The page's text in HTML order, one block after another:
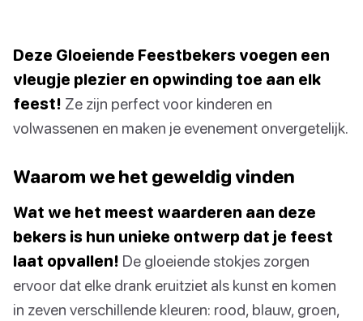
Deze Gloeiende Feestbekers voegen een
vleugje plezier en opwinding toe aan elk
feest! Ze zijn perfect voor kinderen en
volwassenen en maken je evenement onvergetelijk.
Waarom we het geweldig vinden
Wat we het meest waarderen aan deze
bekers is hun unieke ontwerp dat je feest
laat opvallen! De gloeiende stokjes zorgen
ervoor dat elke drank eruitziet als kunst en komen
in zeven verschillende kleuren: rood, blauw, groen,